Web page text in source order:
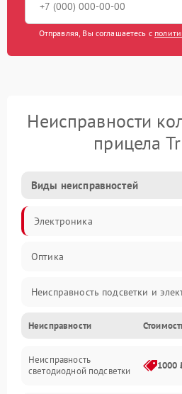
Отправляя, Вы соглашаетесь с
Неисправности
прицела
Виды неисправностей
Электроника
Оптика
Неисправность подсветки и
Неисправность изображения
Электропитание
Неисправности
Неисправность
светодиодной подсветки
1000